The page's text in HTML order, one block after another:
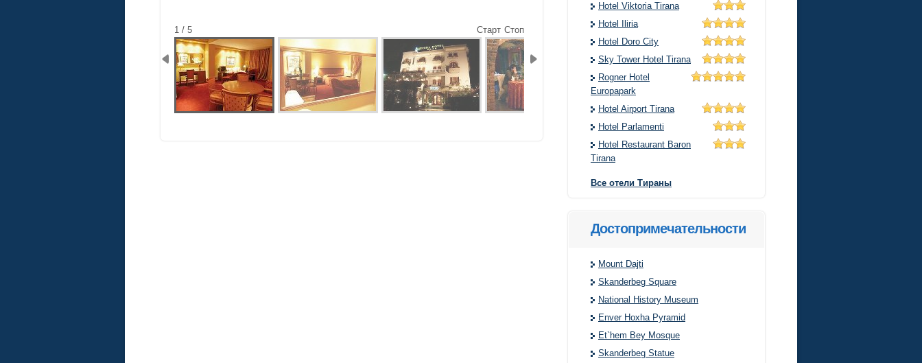
1 / 5 Старт Стоп
Hotel Viktoria Tirana
Hotel Iliria
Hotel Doro City
Sky Tower Hotel Tirana
Rogner Hotel
Europapark
Hotel Airport Tirana
Hotel Parlamenti
Hotel Restaurant Baron
Tirana
Все отели Тираны
Достопримечательности
Mount Dajti
Skanderbeg Square
National History Museum
Enver Hoxha Pyramid
Et`hem Bey Mosque
Skanderbeg Statue